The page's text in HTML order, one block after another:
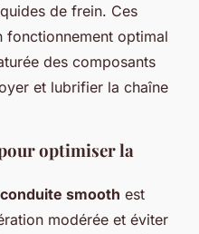
de frein. Ces
fonctionnement optimal
des composants
et lubrifier la chaîne
optimiser la
conduite smooth est
modérée et éviter